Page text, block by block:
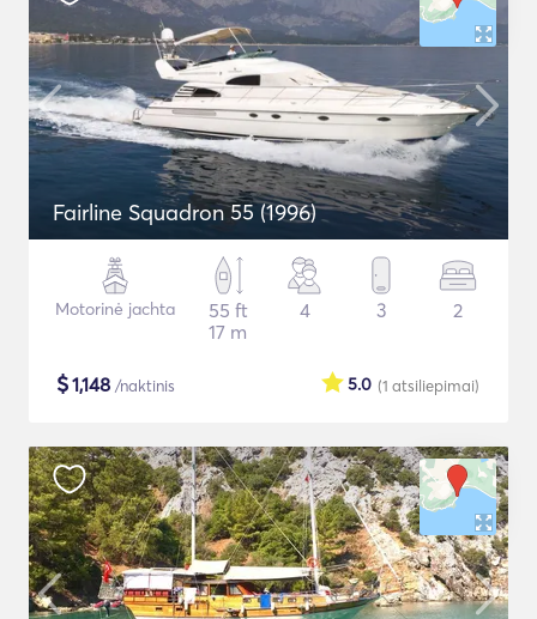
Fairline Squadron 55 (1996)
Motorinė jachta
55 ft
17 m
4 3 2
$1,148 /naktinis (1 atsiliepimai)
5.0